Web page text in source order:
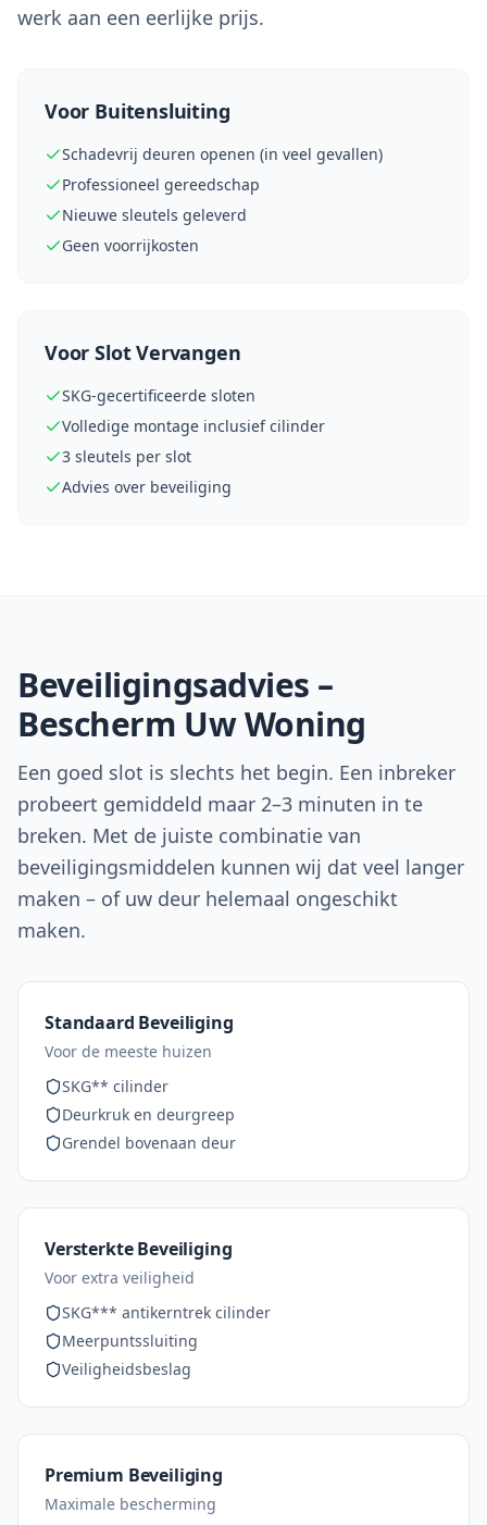
werk aan een eerlijke prijs.
Voor Buitensluiting
Schadevrij deuren openen (in veel gevallen)
Professioneel gereedschap
Nieuwe sleutels geleverd
Geen voorrijkosten
Voor Slot Vervangen
SKG-gecertificeerde sloten
Volledige montage inclusief cilinder
3 sleutels per slot
Advies over beveiliging
Beveiligingsadvies –
Bescherm Uw Woning
Een goed slot is slechts het begin. Een inbreker
probeert gemiddeld maar 2–3 minuten in te
breken. Met de juiste combinatie van
beveiligingsmiddelen kunnen wij dat veel langer
maken – of uw deur helemaal ongeschikt
maken.
Standaard Beveiliging
Voor de meeste huizen
SKG** cilinder
Deurkruk en deurgreep
Grendel bovenaan deur
Versterkte Beveiliging
Voor extra veiligheid
SKG*** antikerntrek cilinder
Meerpuntssluiting
Veiligheidsbeslag
Premium Beveiliging
Maximale bescherming